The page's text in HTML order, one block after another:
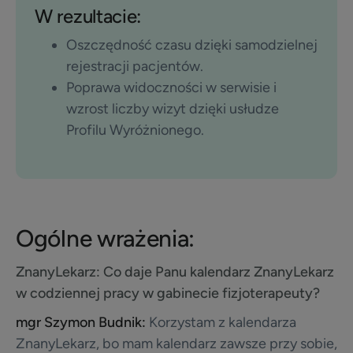
W rezultacie:
Oszczędność czasu dzięki samodzielnej
rejestracji pacjentów.
Poprawa widoczności w serwisie i
wzrost liczby wizyt dzięki usłudze
Profilu Wyróżnionego.
Ogólne wrażenia:
ZnanyLekarz: Co daje Panu kalendarz ZnanyLekarz
w codziennej pracy w gabinecie fizjoterapeuty?
mgr Szymon Budnik: Korzystam z kalendarza
ZnanyLekarz, bo mam kalendarz zawsze przy sobie,